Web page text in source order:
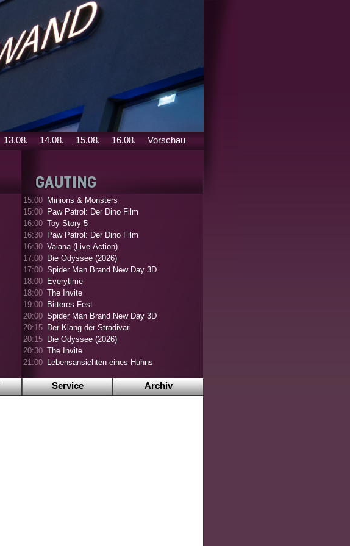
13.08. 14.08. 15.08. 16.08. Vorschau
15:00 Minions & Monsters
15:00 Paw Patrol: Der Dino Film
16:00 Toy Story 5
16:30 Paw Patrol: Der Dino Film
16:30 Vaiana (Live-Action)
17:00 Die Odyssee (2026)
17:00 Spider Man Brand New Day 3D
18:00 Everytime
18:00 The Invite
19:00 Bitteres Fest
20:00 Spider Man Brand New Day 3D
20:15 Der Klang der Stradivari
20:15 Die Odyssee (2026)
20:30 The Invite
21:00 Lebensansichten eines Huhns
Service Archiv